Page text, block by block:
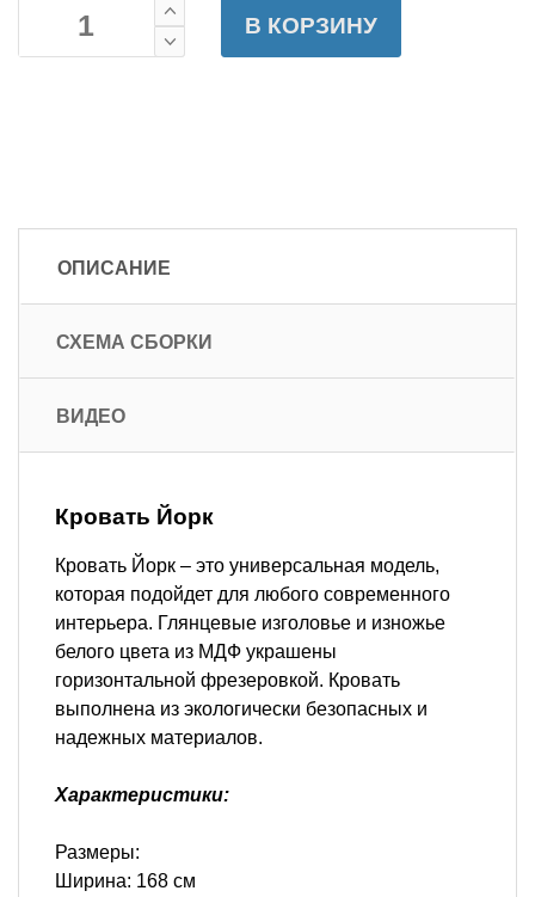
В КОРЗИНУ
ОПИСАНИЕ
СХЕМА СБОРКИ
ВИДЕО
Кровать Йорк
Кровать Йорк – это универсальная модель,
которая подойдет для любого современного
интерьера. Глянцевые изголовье и изножье
белого цвета из МДФ украшены
горизонтальной фрезеровкой. Кровать
выполнена из экологически безопасных и
надежных материалов.
Характеристики:
Размеры:
Ширина: 168 см